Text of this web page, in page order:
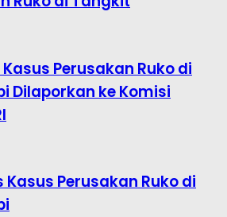
Perusakan Ruko di
Dilaporkan ke Komisi
Perusakan Ruko di